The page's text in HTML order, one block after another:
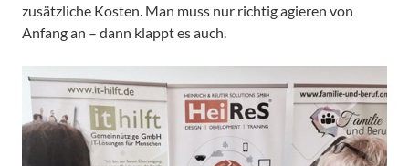
zusätzliche Kosten. Man muss nur richtig agieren von
Anfang an – dann klappt es auch.